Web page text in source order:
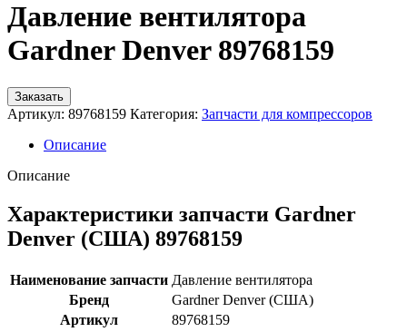
Давление вентилятора
Gardner Denver 89768159
Заказать
Артикул: 89768159 Категория: Запчасти для компрессоров
Описание
Описание
Характеристики запчасти Gardner
Denver (США) 89768159
Наименование запчасти Давление вентилятора
Бренд
Gardner Denver (США)
Артикул
89768159